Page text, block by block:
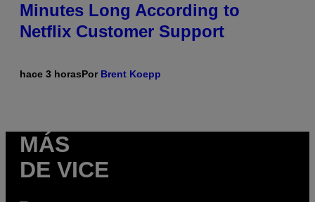
Minutes Long According to
Netflix Customer Support
hace 3 horasPor Brent Koepp
MÁS
DE VICE